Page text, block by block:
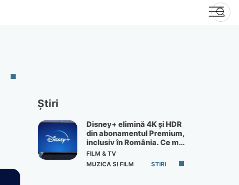
Știri
Disney+ elimină 4K și HDR
din abonamentul Premium,
inclusiv în România. Ce mai
primești de 60 lei pe lună
FILM & TV
MUZICA SI FILM
STIRI